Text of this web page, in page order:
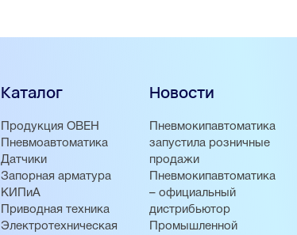
Каталог
Продукция ОВЕН
Пневмоавтоматика
Датчики
Запорная арматура
КИПиА
Приводная техника
Электротехническая
Новости
Пневмокипавтоматика
запустила розничные
продажи
Пневмокипавтоматика
– официальный
дистрибьютор
Промышленной